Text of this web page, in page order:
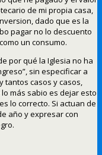
de mi propia casa,
dado que es la
pagar no lo descuento
un consumo.
por qué la Iglesia no ha
sin especificar a
tantos casos y casos,
más sabio es dejar esto
lo correcto. Si actuan de
año y expresar con